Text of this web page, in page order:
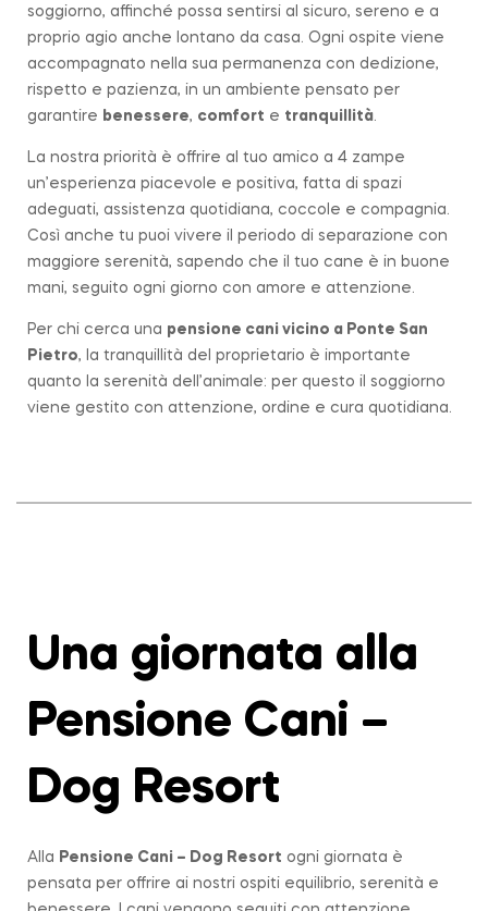
soggiorno, affinché possa sentirsi al sicuro, sereno e a
proprio agio anche lontano da casa. Ogni ospite viene
accompagnato nella sua permanenza con dedizione,
rispetto e pazienza, in un ambiente pensato per
garantire benessere, comfort e tranquillità
La nostra priorità è offrire al tuo amico a 4 zampe
un’esperienza piacevole e positiva, fatta di spazi
adeguati, assistenza quotidiana, coccole e compagnia.
Così anche tu puoi vivere il periodo di separazione con
maggiore serenità, sapendo che il tuo cane è in buone
mani, seguito ogni giorno con amore e attenzione.
Per chi cerca una pensione cani vicino a Ponte San
Pietro, la tranquillità del proprietario è importante
quanto la serenità dell’animale: per questo il soggiorno
viene gestito con attenzione, ordine e cura quotidiana.
Una giornata alla
Pensione Cani –
Dog Resort
Alla Pensione Cani – Dog Resort ogni giornata è
pensata per offrire ai nostri ospiti equilibrio, serenità e